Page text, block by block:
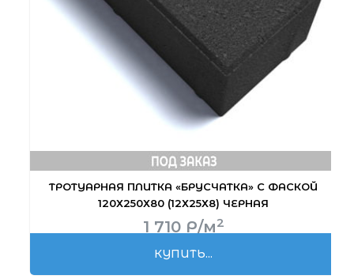
ТРОТУАРНАЯ ПЛИТКА «БРУСЧАТКА» С ФАСКОЙ
120Х250Х80 (12Х25Х8) ЧЕРНАЯ
1 710 Р/м2
КУПИТЬ...